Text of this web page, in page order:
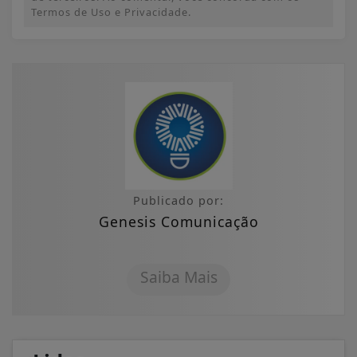
Termos de Uso e Privacidade.
Publicado por:
Genesis Comunicação
Saiba Mais